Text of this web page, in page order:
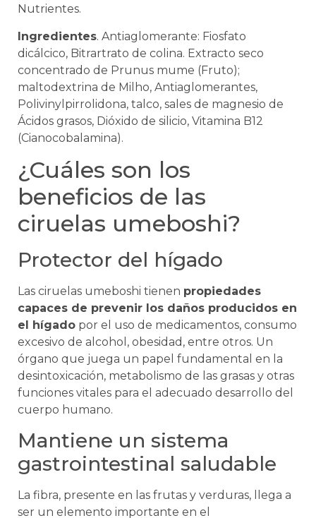
Nutrientes.
Ingredientes. Antiaglomerante: Fiosfato
dicálcico, Bitrartrato de colina. Extracto seco
concentrado de Prunus mume (Fruto);
maltodextrina de Milho, Antiaglomerantes,
Polivinylpirrolidona, talco, sales de magnesio de
Ácidos grasos, Dióxido de silicio, Vitamina B12
(Cianocobalamina).
¿Cuáles son los
beneficios de las
ciruelas umeboshi?
Protector del hígado
Las ciruelas umeboshi tienen propiedades
capaces de prevenir los daños producidos en
el hígado por el uso de medicamentos, consumo
excesivo de alcohol, obesidad, entre otros. Un
órgano que juega un papel fundamental en la
desintoxicación, metabolismo de las grasas y otras
funciones vitales para el adecuado desarrollo del
cuerpo humano.
Mantiene un sistema
gastrointestinal saludable
La fibra, presente en las frutas y verduras, llega a
ser un elemento importante en el